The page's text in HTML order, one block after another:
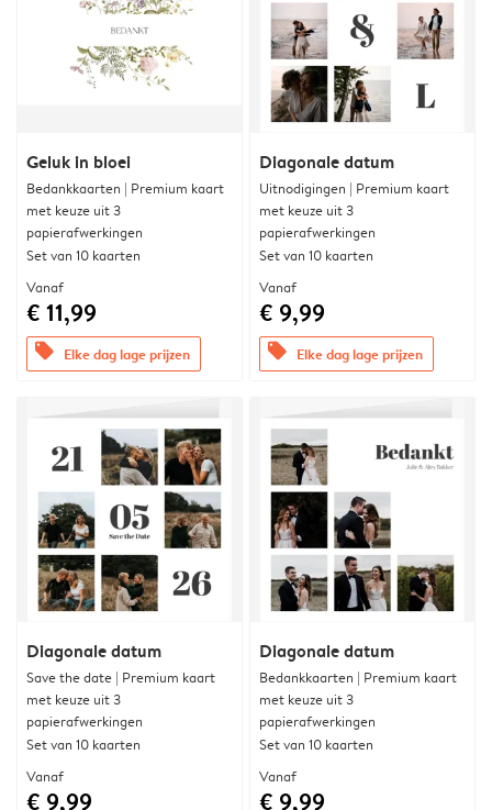
Geluk in bloei
Bedankkaarten | Premium kaart
met keuze uit 3
papierafwerkingen
Set van 10 kaarten
Vanaf
€ 11,99
offers Elke dag lage prijzen
Diagonale datum
Uitnodigingen | Premium kaart
met keuze uit 3
papierafwerkingen
Set van 10 kaarten
Vanaf
€ 9,99
offers Elke dag lage prijzen
Diagonale datum
Save the date | Premium kaart
met keuze uit 3
papierafwerkingen
Set van 10 kaarten
Vanaf
€ 9,99
Diagonale datum
Bedankkaarten | Premium kaart
met keuze uit 3
papierafwerkingen
Set van 10 kaarten
Vanaf
€ 9,99